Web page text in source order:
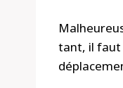
tant, il faut